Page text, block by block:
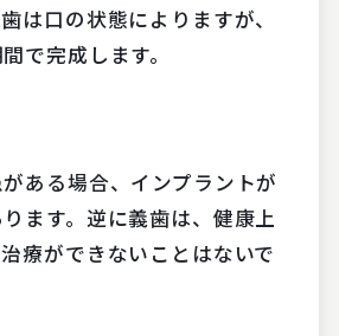
は口の状態によりますが、
で完成します。
ある場合、インプラントが
ます。逆に義歯は、健康上
療ができないことはないで